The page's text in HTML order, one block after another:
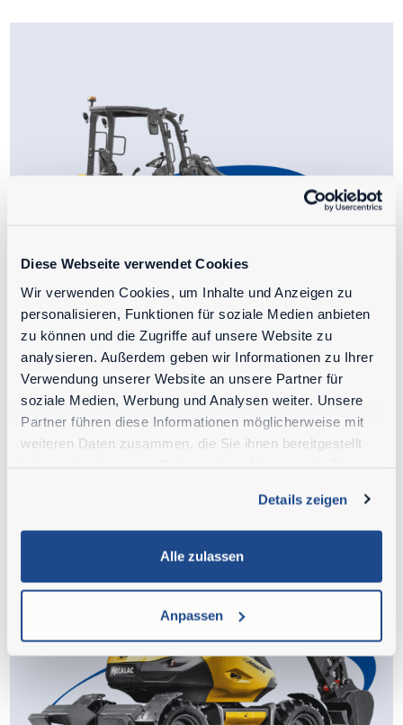
Diese Webseite verwendet Cookies
Wir verwenden Cookies, um Inhalte und Anzeigen zu
personalisieren, Funktionen für soziale Medien anbieten
zu können und die Zugriffe auf unsere Website zu
analysieren. Außerdem geben wir Informationen zu Ihrer
Verwendung unserer Website an unsere Partner für
soziale Medien, Werbung und Analysen weiter. Unsere
Partner führen diese Informationen möglicherweise mit
weiteren Daten zusammen, die Sie ihnen bereitgestellt
Details zeigen
Alle zulassen
Anpassen
Knicklader